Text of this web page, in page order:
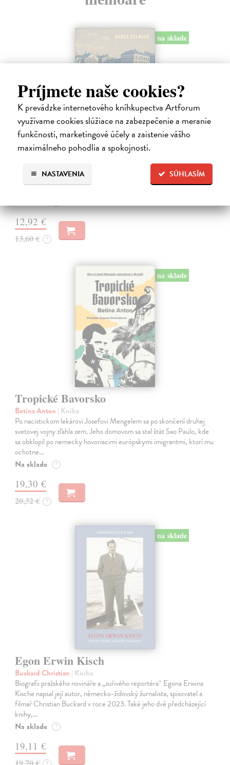
Príjmete naše cookies?
K prevádzke internetového kníhkupectva Artforum
využívame cookies slúžiace na zabezpečenie a meranie
funkčnosti, marketingové účely a zaistenie vášho
maximálneho pohodlia a spokojnosti.
SÚHLASÍM
NASTAVENIA
na sklade
Táňa / Praha 3 / Žižkov
Zelbová Marie| Kniha
Nikdy jsme nebyli úplně standardní žižkovská rodina. Vítejte v
12,92 €
13,60 € ?
na sklade
Tropické Bavorsko
Betina Anton | Kniha
Po nacistickom lekárovi Josefovi Mengelem sa po skončení druhej
svetovej vojny zľahla zem. Jeho domovom sa stal štát Sao Paulo, kde
sa obklopil po nemecky hovoriacimi európskymi imigrantmi, ktorí mu
ochotne…
Na sklade ?
19,30 €
20,32 € ?
na sklade
Egon Erwin Kisch
Buckard Christian | Kniha
Biografii pražského novináře a „zuřivého reportéra“ Egona Erwina
Kische napsal její autor, německo-židovský žurnalista, spisovatel a
filmař Christian Buckard v roce 2023. Také jeho dvě předcházející
knihy,…
Na sklade ?
19,11 €